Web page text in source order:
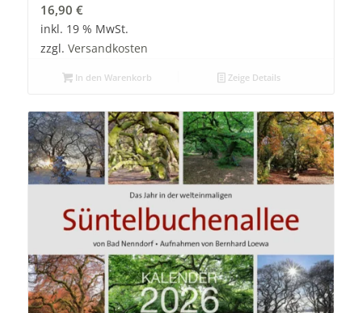
16,90 €
inkl. 19 % MwSt.
zzgl. Versandkosten
In den Warenkorb Zeige Details